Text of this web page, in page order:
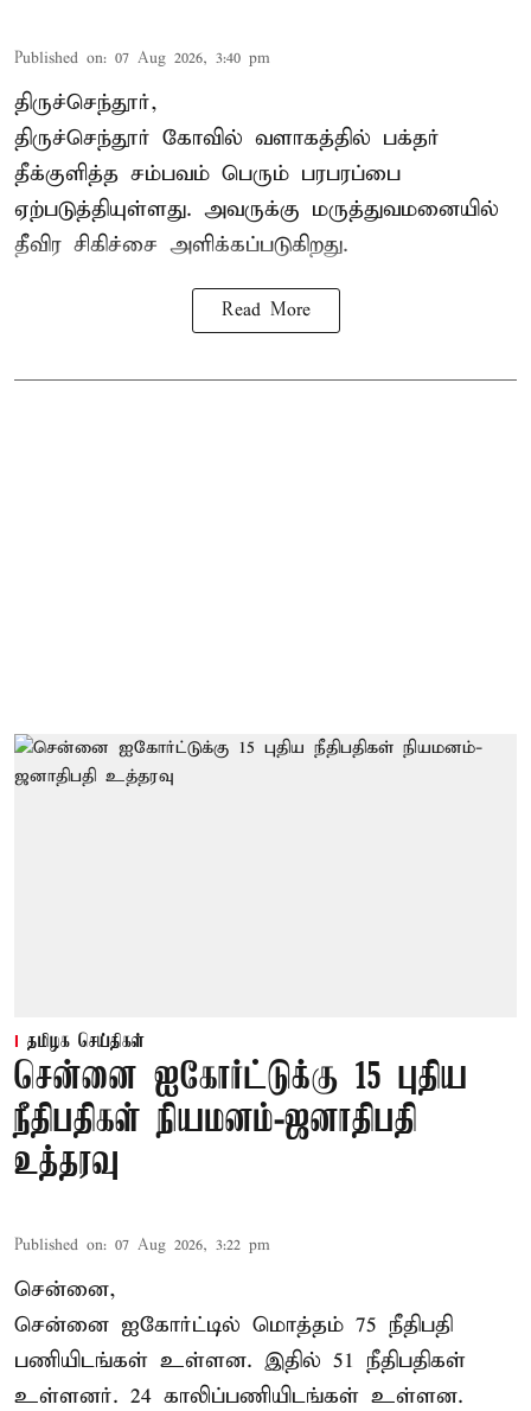
Published on: 07 Aug 2026, 3:40 pm
திருச்செந்தூர்,
திருச்செந்தூர் கோவில் வளாகத்தில் பக்தர்
தீக்குளித்த சம்பவம் பெரும் பரபரப்பை
ஏற்படுத்தியுள்ளது. அவருக்கு மருத்துவமனையில்
தீவிர சிகிச்சை அளிக்கப்படுகிறது.
Read More
தமிழக செய்திகள்
சென்னை ஐகோர்ட்டுக்கு 15 புதிய
நீதிபதிகள் நியமனம்-ஜனாதிபதி
உத்தரவு
Published on: 07 Aug 2026, 3:22 pm
சென்னை,
சென்னை ஐகோர்ட்டில் மொத்தம் 75 நீதிபதி
பணியிடங்கள் உள்ளன. இதில் 51 நீதிபதிகள்
உள்ளனர். 24 காலிப்பணியிடங்கள் உள்ளன.